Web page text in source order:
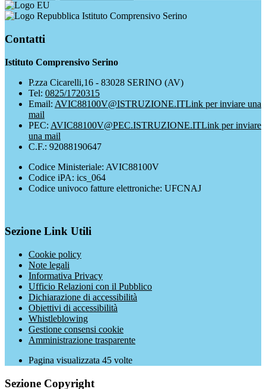
Istituto Comprensivo Serino
Contatti
Istituto Comprensivo Serino
P.zza Cicarelli,16 - 83028 SERINO (AV)
Tel: 0825/1720315
Email: AVIC88100V@ISTRUZIONE.ITLink per inviare una
mail
PEC: AVIC88100V@PEC.ISTRUZIONE.ITLink per inviare
una mail
C.F.: 92088190647
Codice Ministeriale: AVIC88100V
Codice iPA: ics_064
Codice univoco fatture elettroniche: UFCNAJ
Sezione Link Utili
Cookie policy
Note legali
Informativa Privacy
Ufficio Relazioni con il Pubblico
Dichiarazione di accessibilità
Obiettivi di accessibilità
Whistleblowing
Gestione consensi cookie
Amministrazione trasparente
Pagina visualizzata 45 volte
Sezione Copyright